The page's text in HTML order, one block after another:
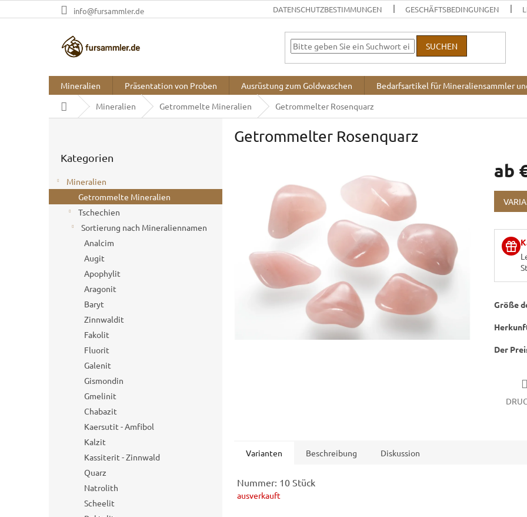
Inhalt
info@fursammler.de DATENSCHUTZBESTIMMUNGEN GESCHÄFTSBEDINGUNGEN
SUCHEN
Mineralien Präsentation von Proben Ausrüstung zum Goldwaschen Bedarfsartikel für Mineraliensammler
StartseiteMineralien Getrommelte Mineralien Getrommelter Rosenquarz
n
l
überspringen
Kategorien
Mineralien
Getrommelte Mineralien
Tschechien
Sortierung nach Mineraliennamen
Analcim
Augit
Apophylit
Aragonit
Baryt
Zinnwaldit
Fakolit
Fluorit
Galenit
Gismondin
Gmelinit
Chabazit
Kaersutit - Amfibol
Kalzit
Kassiterit - Zinnwald
Quarz
Natrolith
Scheelit
Getrommelter Rosenquarz
ab
Größe
Der
Varianten Beschreibung Diskussion
Nummer: 10 Stück
ausverkauft